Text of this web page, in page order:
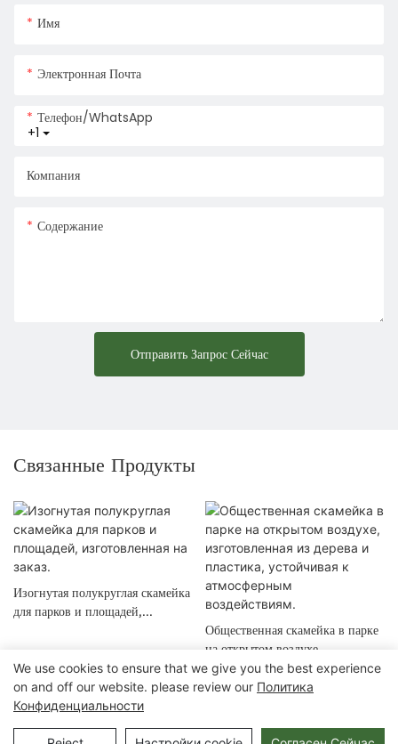
Имя
Электронная Почта
+1
Телефон/WhatsApp
Компания
Содержание
Отправить Запрос Сейчас
Связанные Продукты
Изогнутая полукруглая скамейка
для парков и площадей,
Общественная скамейка в парке
на открытом воздухе,
изготовленная из дерева и
пластика, устойчивая к
Авторские права © 2025 Chongqing Arlau Civic Equipment
Manufacturing Co., Ltd. | Карта сайта
We use cookies to ensure that we give you the best experience
on and off our website. please review our Политика
Конфиденциальности